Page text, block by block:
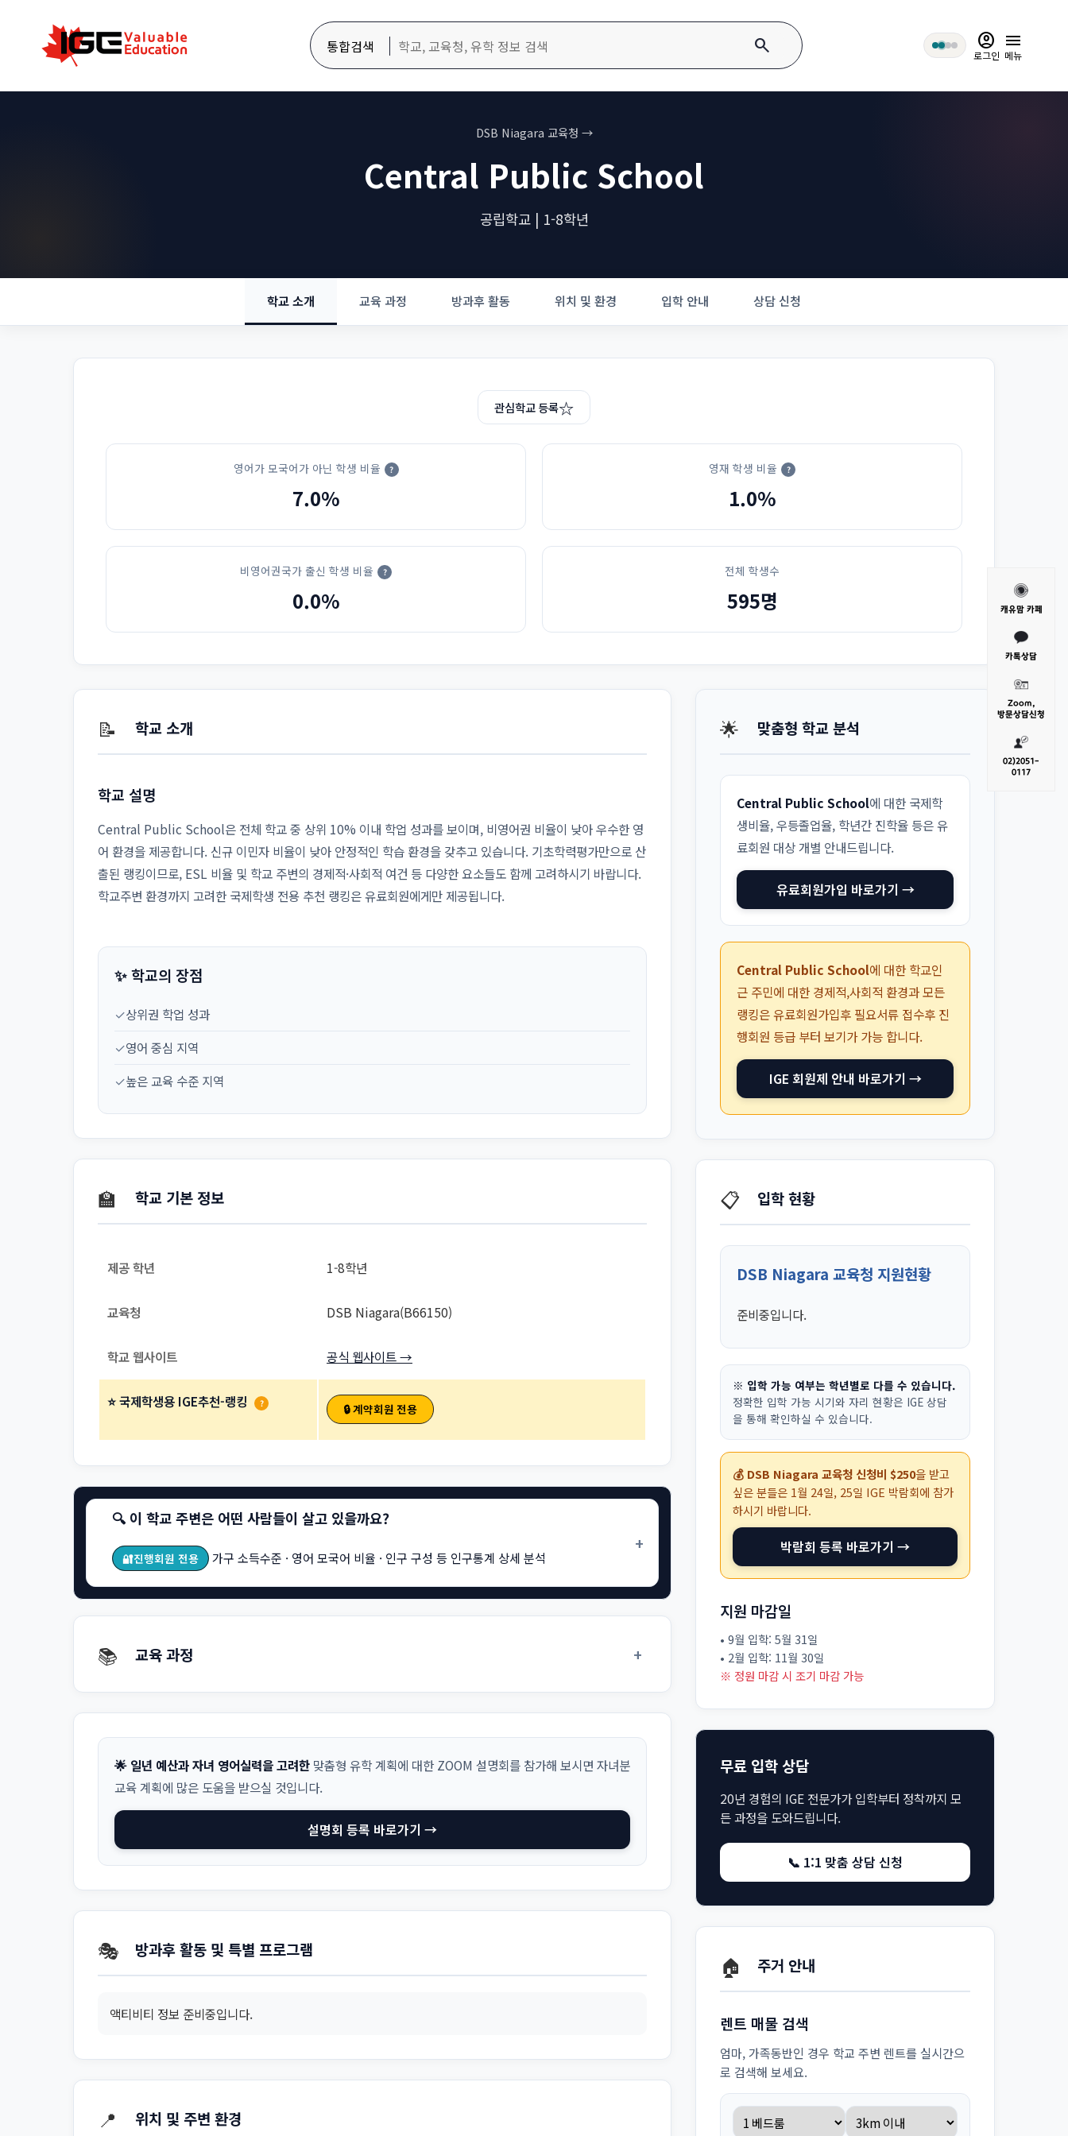
통합검색 search account_circle
로그인
menu
메뉴
DSB Niagara 교육청 →
Central Public School
공립학교 | 1-8학년
학교 소개 교육 과정 방과후 활동 위치 및 환경 입학 안내 상담 신청
관심학교 등록☆
영어가 모국어가 아닌 학생 비율 ?
7.0%
영재 학생 비율 ?
1.0%
비영어권국가 출신 학생 비율 ?
0.0%
전체 학생수
595명
📝 학교 소개
학교 설명
Central Public School은 전체 학교 중 상위 10% 이내 학업 성과를 보이며, 비영어권 비율이 낮아 우수한 영
어 환경을 제공합니다. 신규 이민자 비율이 낮아 안정적인 학습 환경을 갖추고 있습니다. 기초학력평가만으로 산
출된 랭킹이므로, ESL 비율 및 학교 주변의 경제적·사회적 여건 등 다양한 요소들도 함께 고려하시기 바랍니다.
학교주변 환경까지 고려한 국제학생 전용 추천 랭킹은 유료회원에게만 제공됩니다.
✨ 학교의 장점
✓상위권 학업 성과
✓영어 중심 지역
✓높은 교육 수준 지역
🏫 학교 기본 정보
제공 학년 1-8학년
교육청 DSB Niagara(B66150)
학교 웹사이트 공식 웹사이트 →
⭐ 국제학생용 IGE추천-랭킹 ? 🔒 계약회원 전용
🔍 이 학교 주변은 어떤 사람들이 살고 있을까요?
🔐진행회원 전용 가구 소득수준 · 영어 모국어 비율 · 인구 구성 등 인구통계 상세 분석
+
📚 교육 과정 +
🌟 일년 예산과 자녀 영어실력을 고려한 맞춤형 유학 계획에 대한 ZOOM 설명회를 참가해 보시면 자녀분
교육 계획에 많은 도움을 받으실 것입니다.
설명회 등록 바로가기 →
🎭 방과후 활동 및 특별 프로그램
액티비티 정보 준비중입니다.
📍 위치 및 주변 환경
🌟 맞춤형 학교 분석
Central Public School에 대한 국제학
생비율, 우등졸업율, 학년간 진학율 등은 유
료회원 대상 개별 안내드립니다.
유료회원가입 바로가기 →
Central Public School에 대한 학교인
근 주민에 대한 경제적,사회적 환경과 모든
랭킹은 유료회원가입후 필요서류 접수후 진
행회원 등급 부터 보기가 가능 합니다.
IGE 회원제 안내 바로가기 →
📋 입학 현황
DSB Niagara 교육청 지원현황
준비중입니다.
※ 입학 가능 여부는 학년별로 다를 수 있습니다.
정확한 입학 가능 시기와 자리 현황은 IGE 상담
을 통해 확인하실 수 있습니다.
💰 DSB Niagara 교육청 신청비 $250을 받고
싶은 분들은 1월 24일, 25일 IGE 박람회에 참가
하시기 바랍니다.
박람회 등록 바로가기 →
지원 마감일
• 9월 입학: 5월 31일
• 2월 입학: 11월 30일
※ 정원 마감 시 조기 마감 가능
무료 입학 상담
20년 경험의 IGE 전문가가 입학부터 정착까지 모
든 과정을 도와드립니다.
📞 1:1 맞춤 상담 신청
🏠 주거 안내
렌트 매물 검색
엄마, 가족동반인 경우 학교 주변 렌트를 실시간으
로 검색해 보세요.
캐유맘 카페
카톡상담
Zoom,
방문상담신청
02)2051-
0117